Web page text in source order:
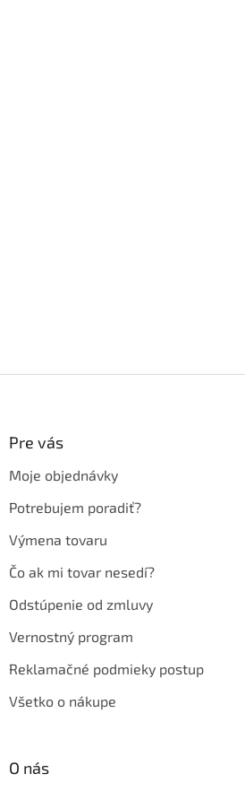
Pre vás
Moje objednávky
Potrebujem poradiť?
Výmena tovaru
Čo ak mi tovar nesedí?
Odstúpenie od zmluvy
Vernostný program
Reklamačné podmieky postup
Všetko o nákupe
O nás